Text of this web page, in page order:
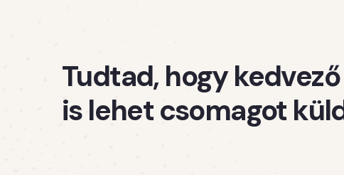
Tudtad, hogy
is lehet csomagot